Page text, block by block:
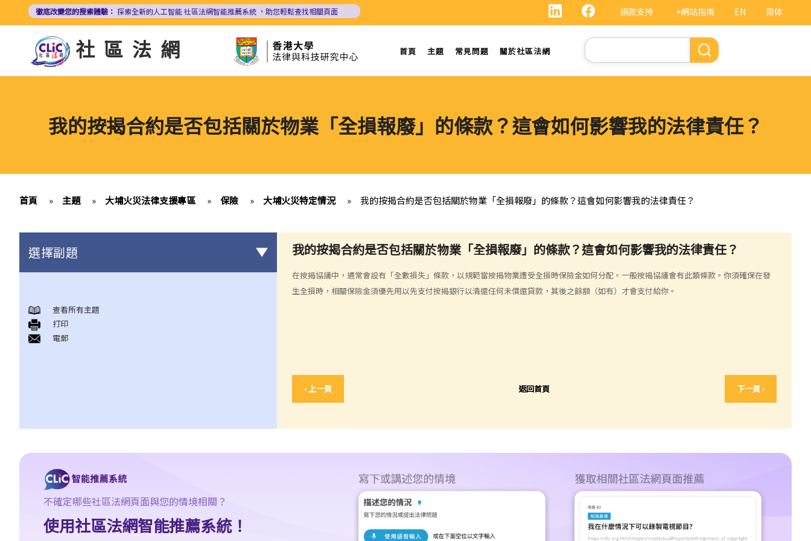
EN 简体
捐款支持 +網站指南
徹底改變您的搜索體驗： 探索全新的人工智能社區法網智能推薦系統 ，助您輕鬆查找相關頁面
社區法網 首頁 主題 常見問題 關於社區法網
Search
我的按揭合約是否包括關於物業「全損報廢」的條款？這會如何影響我的法律責任？
首頁 » 主題 » 大埔火災法律支援專區 » 保險 » 大埔火災特定情況 » 我的按揭合約是否包括關於物業「全損報廢」的條款？這會如何影響我的法律責任？
我的按揭合約是否包括關於物業「全損報廢」的條款？這會如何影響我的法律責任？
在按揭協議中，通常會設有「全數損失」條款，以規範當按揭物業遭受全損時保險金如何分配。一般按揭協議會有此類條款。你須確保在發
生全損時，相關保險金須優先用以先支付按揭銀行以清還任何未償還貸款，其後之餘額（如有）才會支付給你。
‹ 上一頁 返回首頁 下一頁 ›
選擇副題
A. 火葬
B. 骨灰安置所（靈灰安置所）
C. 土葬
傷者本人
何謂「人身傷害」？
我受傷後，何時可提出申索？
如何就人身傷害提出申索？
人身傷害訴訟所涉的法律程序
1. 申索信（原告人）及建設性的答覆（被告人）
2. 傳訊令狀
查看所有主題
打印
電郵
不確定哪些社區法網頁面與您的情境相關？
使用社區法網智能推薦系統！